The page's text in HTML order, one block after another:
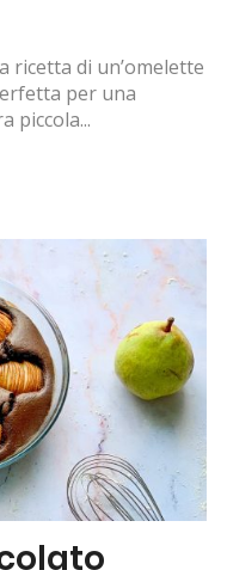
ricetta di un’omelette
per una
piccola...